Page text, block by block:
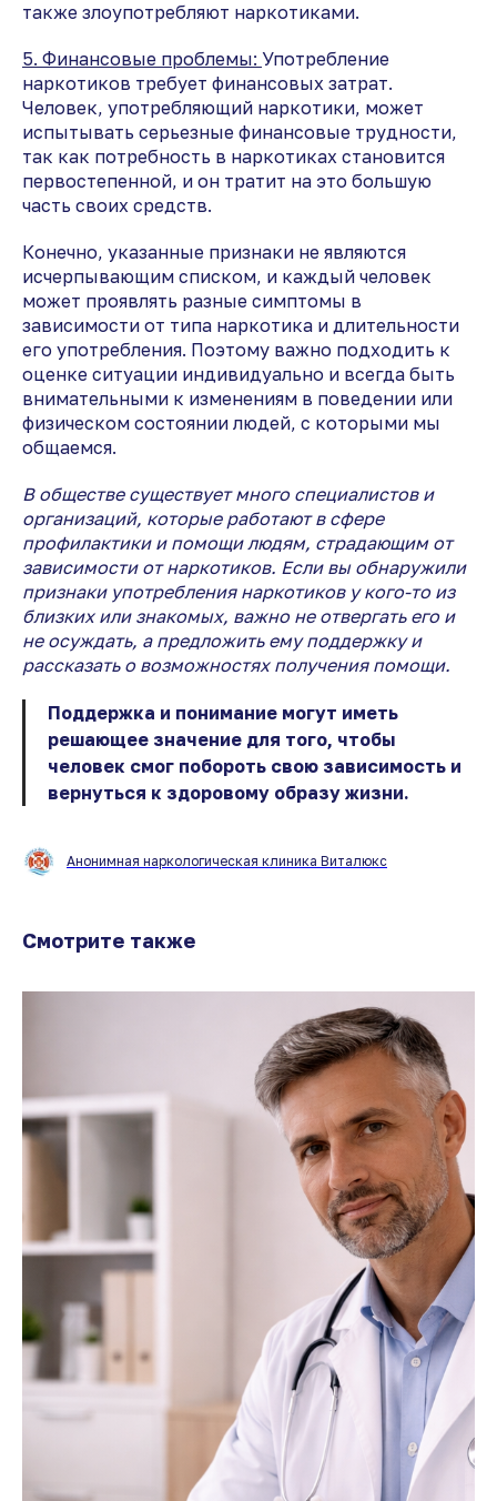
также злоупотребляют наркотиками.
5. Финансовые проблемы: Употребление
наркотиков требует финансовых затрат.
Человек, употребляющий наркотики, может
испытывать серьезные финансовые трудности,
так как потребность в наркотиках становится
первостепенной, и он тратит на это большую
часть своих средств.
Конечно, указанные признаки не являются
исчерпывающим списком, и каждый человек
может проявлять разные симптомы в
зависимости от типа наркотика и длительности
его употребления. Поэтому важно подходить к
оценке ситуации индивидуально и всегда быть
внимательными к изменениям в поведении или
физическом состоянии людей, с которыми мы
общаемся.
В обществе существует много специалистов и
организаций, которые работают в сфере
профилактики и помощи людям, страдающим от
зависимости от наркотиков. Если вы обнаружили
признаки употребления наркотиков у кого-то из
близких или знакомых, важно не отвергать его и
не осуждать, а предложить ему поддержку и
рассказать о возможностях получения помощи.
Поддержка и понимание могут иметь
решающее значение для того, чтобы
человек смог побороть свою зависимость и
вернуться к здоровому образу жизни.
Анонимная наркологическая клиника Виталюкс
Смотрите также